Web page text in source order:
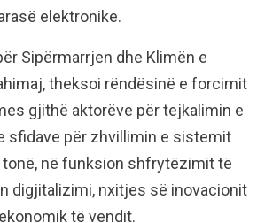
elektronike.
Sipërmarrjen dhe Klimën e
theksoi rëndësinë e forcimit
gjithë aktorëve për tejkalimin e
sfidave për zhvillimin e sistemit
në funksion shfrytëzimit të
digjitalizimi, nxitjes së inovacionit
të vendit.